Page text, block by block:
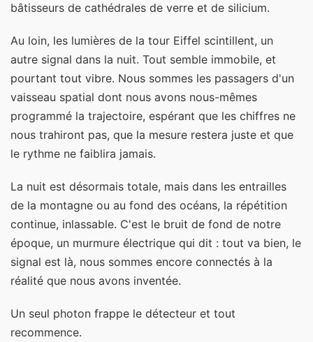
bâtisseurs de cathédrales de verre et de silicium.
Au loin, les lumières de la tour Eiffel scintillent, un
autre signal dans la nuit. Tout semble immobile, et
pourtant tout vibre. Nous sommes les passagers d'un
vaisseau spatial dont nous avons nous-mêmes
programmé la trajectoire, espérant que les chiffres ne
nous trahiront pas, que la mesure restera juste et que
le rythme ne faiblira jamais.
La nuit est désormais totale, mais dans les entrailles
de la montagne ou au fond des océans, la répétition
continue, inlassable. C'est le bruit de fond de notre
époque, un murmure électrique qui dit : tout va bien, le
signal est là, nous sommes encore connectés à la
réalité que nous avons inventée.
Un seul photon frappe le détecteur et tout
recommence.